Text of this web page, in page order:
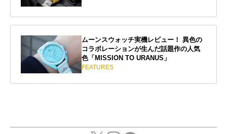
ムーンスウォッチ実機レビュー！ 異色の
コラボレーションが生んだ話題作の人気
色「MISSION TO URANUS」
FEATURES